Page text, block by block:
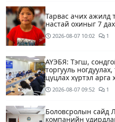
Тарвас ачих ажилд
настай охиныг 7
2026-08-07 10:02 1
АҮЭБЯ: Тэгш,
торгууль
цуцлах хүртэл арга
2026-08-07 09:52 1
Боловсролын сайд
компанийн